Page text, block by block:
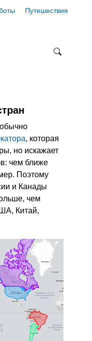
Путешествия
, которая
но искажает
чем ближе
Поэтому
и Канады
чем
Китай,